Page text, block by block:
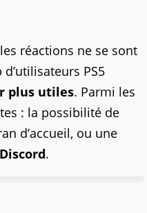
réactions ne se sont
PS5
plus utiles. Parmi les
: la possibilité de
d’accueil, ou une
.